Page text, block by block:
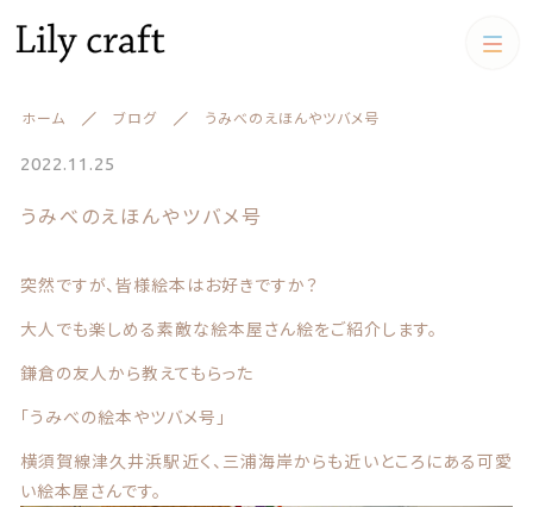
ホーム ブログ うみべのえほんやツバメ号
2022.11.25
うみべのえほんやツバメ号
突然ですが、皆様絵本はお好きですか？
大人でも楽しめる素敵な絵本屋さん絵をご紹介します。
鎌倉の友人から教えてもらった
「うみべの絵本やツバメ号」
横須賀線津久井浜駅近く、三浦海岸からも近いところにある可愛
い絵本屋さんです。
カテゴリー
うちの子クッション iPadケース,マルチケース
お財布
アクリルスタンド アクリル
うちの子クッション
スマホケース
iPadケース,マルチケース
絞り込み検索
子カテゴリー